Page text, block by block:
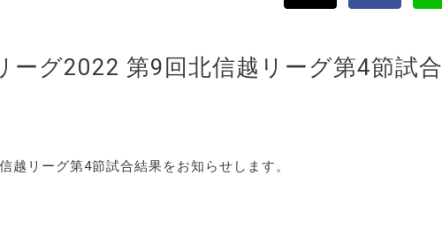
ーグ2022 第9回北信越リーグ第4節試合
リーグ第4節試合結果をお知らせします。